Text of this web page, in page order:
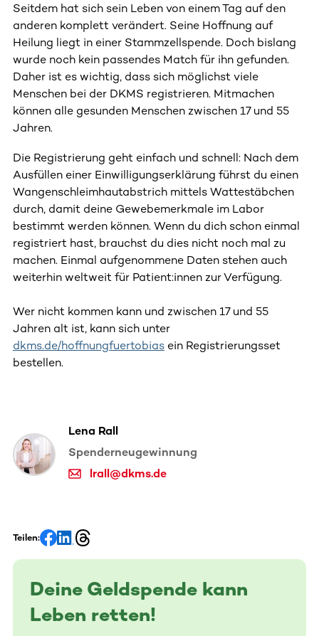
Seitdem hat sich sein Leben von einem Tag auf den
anderen komplett verändert. Seine Hoffnung auf
Heilung liegt in einer Stammzellspende. Doch bislang
wurde noch kein passendes Match für ihn gefunden.
Daher ist es wichtig, dass sich möglichst viele
Menschen bei der DKMS registrieren. Mitmachen
können alle gesunden Menschen zwischen 17 und 55
Jahren.
Die Registrierung geht einfach und schnell: Nach dem
Ausfüllen einer Einwilligungserklärung führst du einen
Wangenschleimhautabstrich mittels Wattestäbchen
durch, damit deine Gewebemerkmale im Labor
bestimmt werden können. Wenn du dich schon einmal
registriert hast, brauchst du dies nicht noch mal zu
machen. Einmal aufgenommene Daten stehen auch
weiterhin weltweit für Patient:innen zur Verfügung.
Wer nicht kommen kann und zwischen 17 und 55
Jahren alt ist, kann sich unter
dkms.de/hoffnungfuertobias ein Registrierungsset
bestellen.
Lena Rall
Spenderneugewinnung
lrall@dkms.de
Teilen:
Deine Geldspende kann
Leben retten!